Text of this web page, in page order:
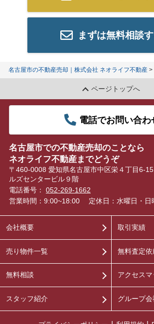
まずは無料相談
名古屋市の不動産売却｜株式会社 ネオライフ不動産
ページトップへ
電話でお問い合わ
名古屋市での不動産売却のことなら
ネオライフ不動産までどうぞ
〒460-0008 愛知県名古屋市中区栄４丁目6-
ルズセンタービル９階
電話番号： 052-269-1662
営業時間：9:00~18:00
定休日：水曜日・日
会社概要
売り物件一覧
無料相談
スタッフ紹介
取引実績
無料査定依
アクセス
グループ会